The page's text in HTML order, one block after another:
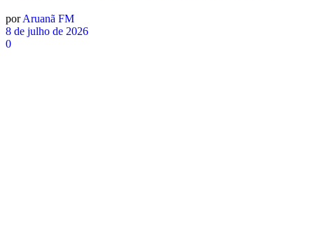
por Aruanã FM
8 de julho de 2026
0